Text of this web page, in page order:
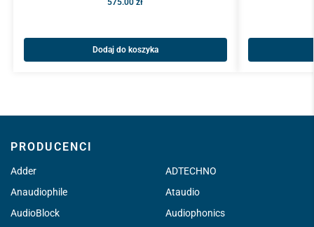
Dodaj do koszyka
PRODUCENCI
Adder
ADTECHNO
Anaudiophile
Ataudio
AudioBlock
Audiophonics